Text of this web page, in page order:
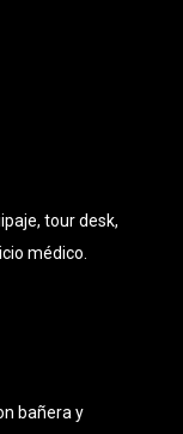
tour desk,
médico.
bañera y